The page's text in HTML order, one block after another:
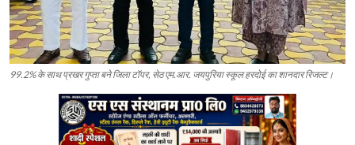
99.2% के साथ प्रखर गुप्ता बने जिला टॉपर, सेठ एम.आर. जयपुरिया स्कूल हरदोई का शानदार रिजल्ट।